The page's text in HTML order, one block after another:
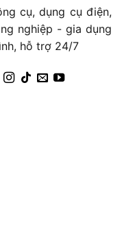
cơ Brushless ổn
dàng nâng dung
việc liên tục, và
gỗ, khoan bê
Điện Áp Đủ Để Vận
trong ngữ cảnh
cụ, dụng cụ điện,
nghiệp - gia dụng
hỗ trợ 24/7